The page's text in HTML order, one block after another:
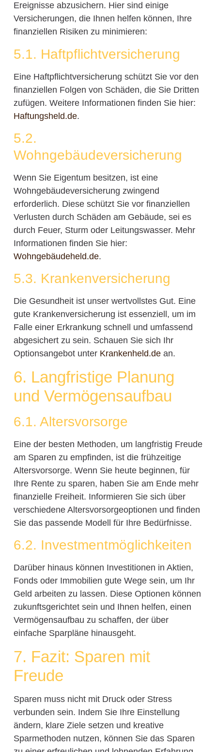
Ereignisse abzusichern. Hier sind einige
Versicherungen, die Ihnen helfen können, Ihre
finanziellen Risiken zu minimieren:
5.1. Haftpflichtversicherung
Eine Haftpflichtversicherung schützt Sie vor den
finanziellen Folgen von Schäden, die Sie Dritten
zufügen. Weitere Informationen finden Sie hier:
Haftungsheld.de.
5.2.
Wohngebäudeversicherung
Wenn Sie Eigentum besitzen, ist eine
Wohngebäudeversicherung zwingend
erforderlich. Diese schützt Sie vor finanziellen
Verlusten durch Schäden am Gebäude, sei es
durch Feuer, Sturm oder Leitungswasser. Mehr
Informationen finden Sie hier:
Wohngebäudeheld.de.
5.3. Krankenversicherung
Die Gesundheit ist unser wertvollstes Gut. Eine
gute Krankenversicherung ist essenziell, um im
Falle einer Erkrankung schnell und umfassend
abgesichert zu sein. Schauen Sie sich Ihr
Optionsangebot unter Krankenheld.dean.
6. Langfristige Planung
und Vermögensaufbau
6.1. Altersvorsorge
Eine der besten Methoden, um langfristig Freude
am Sparen zu empfinden, ist die frühzeitige
Altersvorsorge. Wenn Sie heute beginnen, für
Ihre Rente zu sparen, haben Sie am Ende mehr
finanzielle Freiheit. Informieren Sie sich über
verschiedene Altersvorsorgeoptionen und finden
Sie das passende Modell für Ihre Bedürfnisse.
6.2. Investmentmöglichkeiten
Darüber hinaus können Investitionen in Aktien,
Fonds oder Immobilien gute Wege sein, um Ihr
Geld arbeiten zu lassen. Diese Optionen können
zukunftsgerichtet sein und Ihnen helfen, einen
Vermögensaufbau zu schaffen, der über
einfache Sparpläne hinausgeht.
7. Fazit: Sparen mit
Freude
Sparen muss nicht mit Druck oder Stress
verbunden sein. Indem Sie Ihre Einstellung
ändern, klare Ziele setzen und kreative
Sparmethoden nutzen, können Sie das Sparen